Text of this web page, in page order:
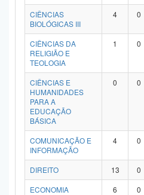
CIÊNCIAS
BIOLÓGICAS III
4 0
CIÊNCIAS DA
RELIGIÃO E
TEOLOGIA
1 0
CIÊNCIAS E
HUMANIDADES
PARA A
EDUCAÇÃO
BÁSICA
0 0
COMUNICAÇÃO E
INFORMAÇÃO
4 0
DIREITO 13 0
ECONOMIA
6 0